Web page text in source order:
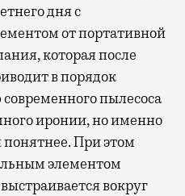
дня с
от портативной
которая после
в порядок
пылесоса
иронии, но именно
понятнее. При этом
элементом
вокруг